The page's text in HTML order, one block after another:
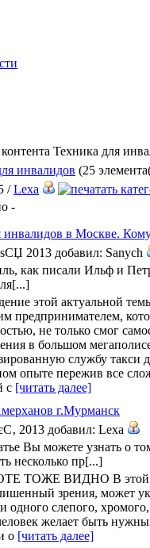
Техника для
инвалидов (25
/Lexa
-
инвалидов в Москве.
2013 добавил: Sanych
как писали Ильф и
этой актуальной
предпринимателем,
не только смог
в большом
службу такси
опыте пережив все
с [читать далее]
г.Мурманск
2013 добавил: Lexa
Вы можете узнать о
несколько пр[...]
ТОЖЕ ВИДНО В этой
зрения, может
одного слепого,
желает быть
о [читать далее]